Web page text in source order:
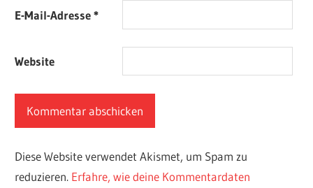
E-Mail-Adresse*
Website
Diese Website verwendet Akismet, um Spam zu
reduzieren. Erfahre, wie deine Kommentardaten